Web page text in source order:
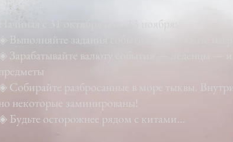
Начиная с 31 октября и по 13 ноября:
◈ Выполняйте задания события и получайте
◈ Зарабатывайте валюту события — леденцы —
Собирайте разбросанные в море тыквы.
некоторые заминированы!
Будьте осторожнее рядом с китами…